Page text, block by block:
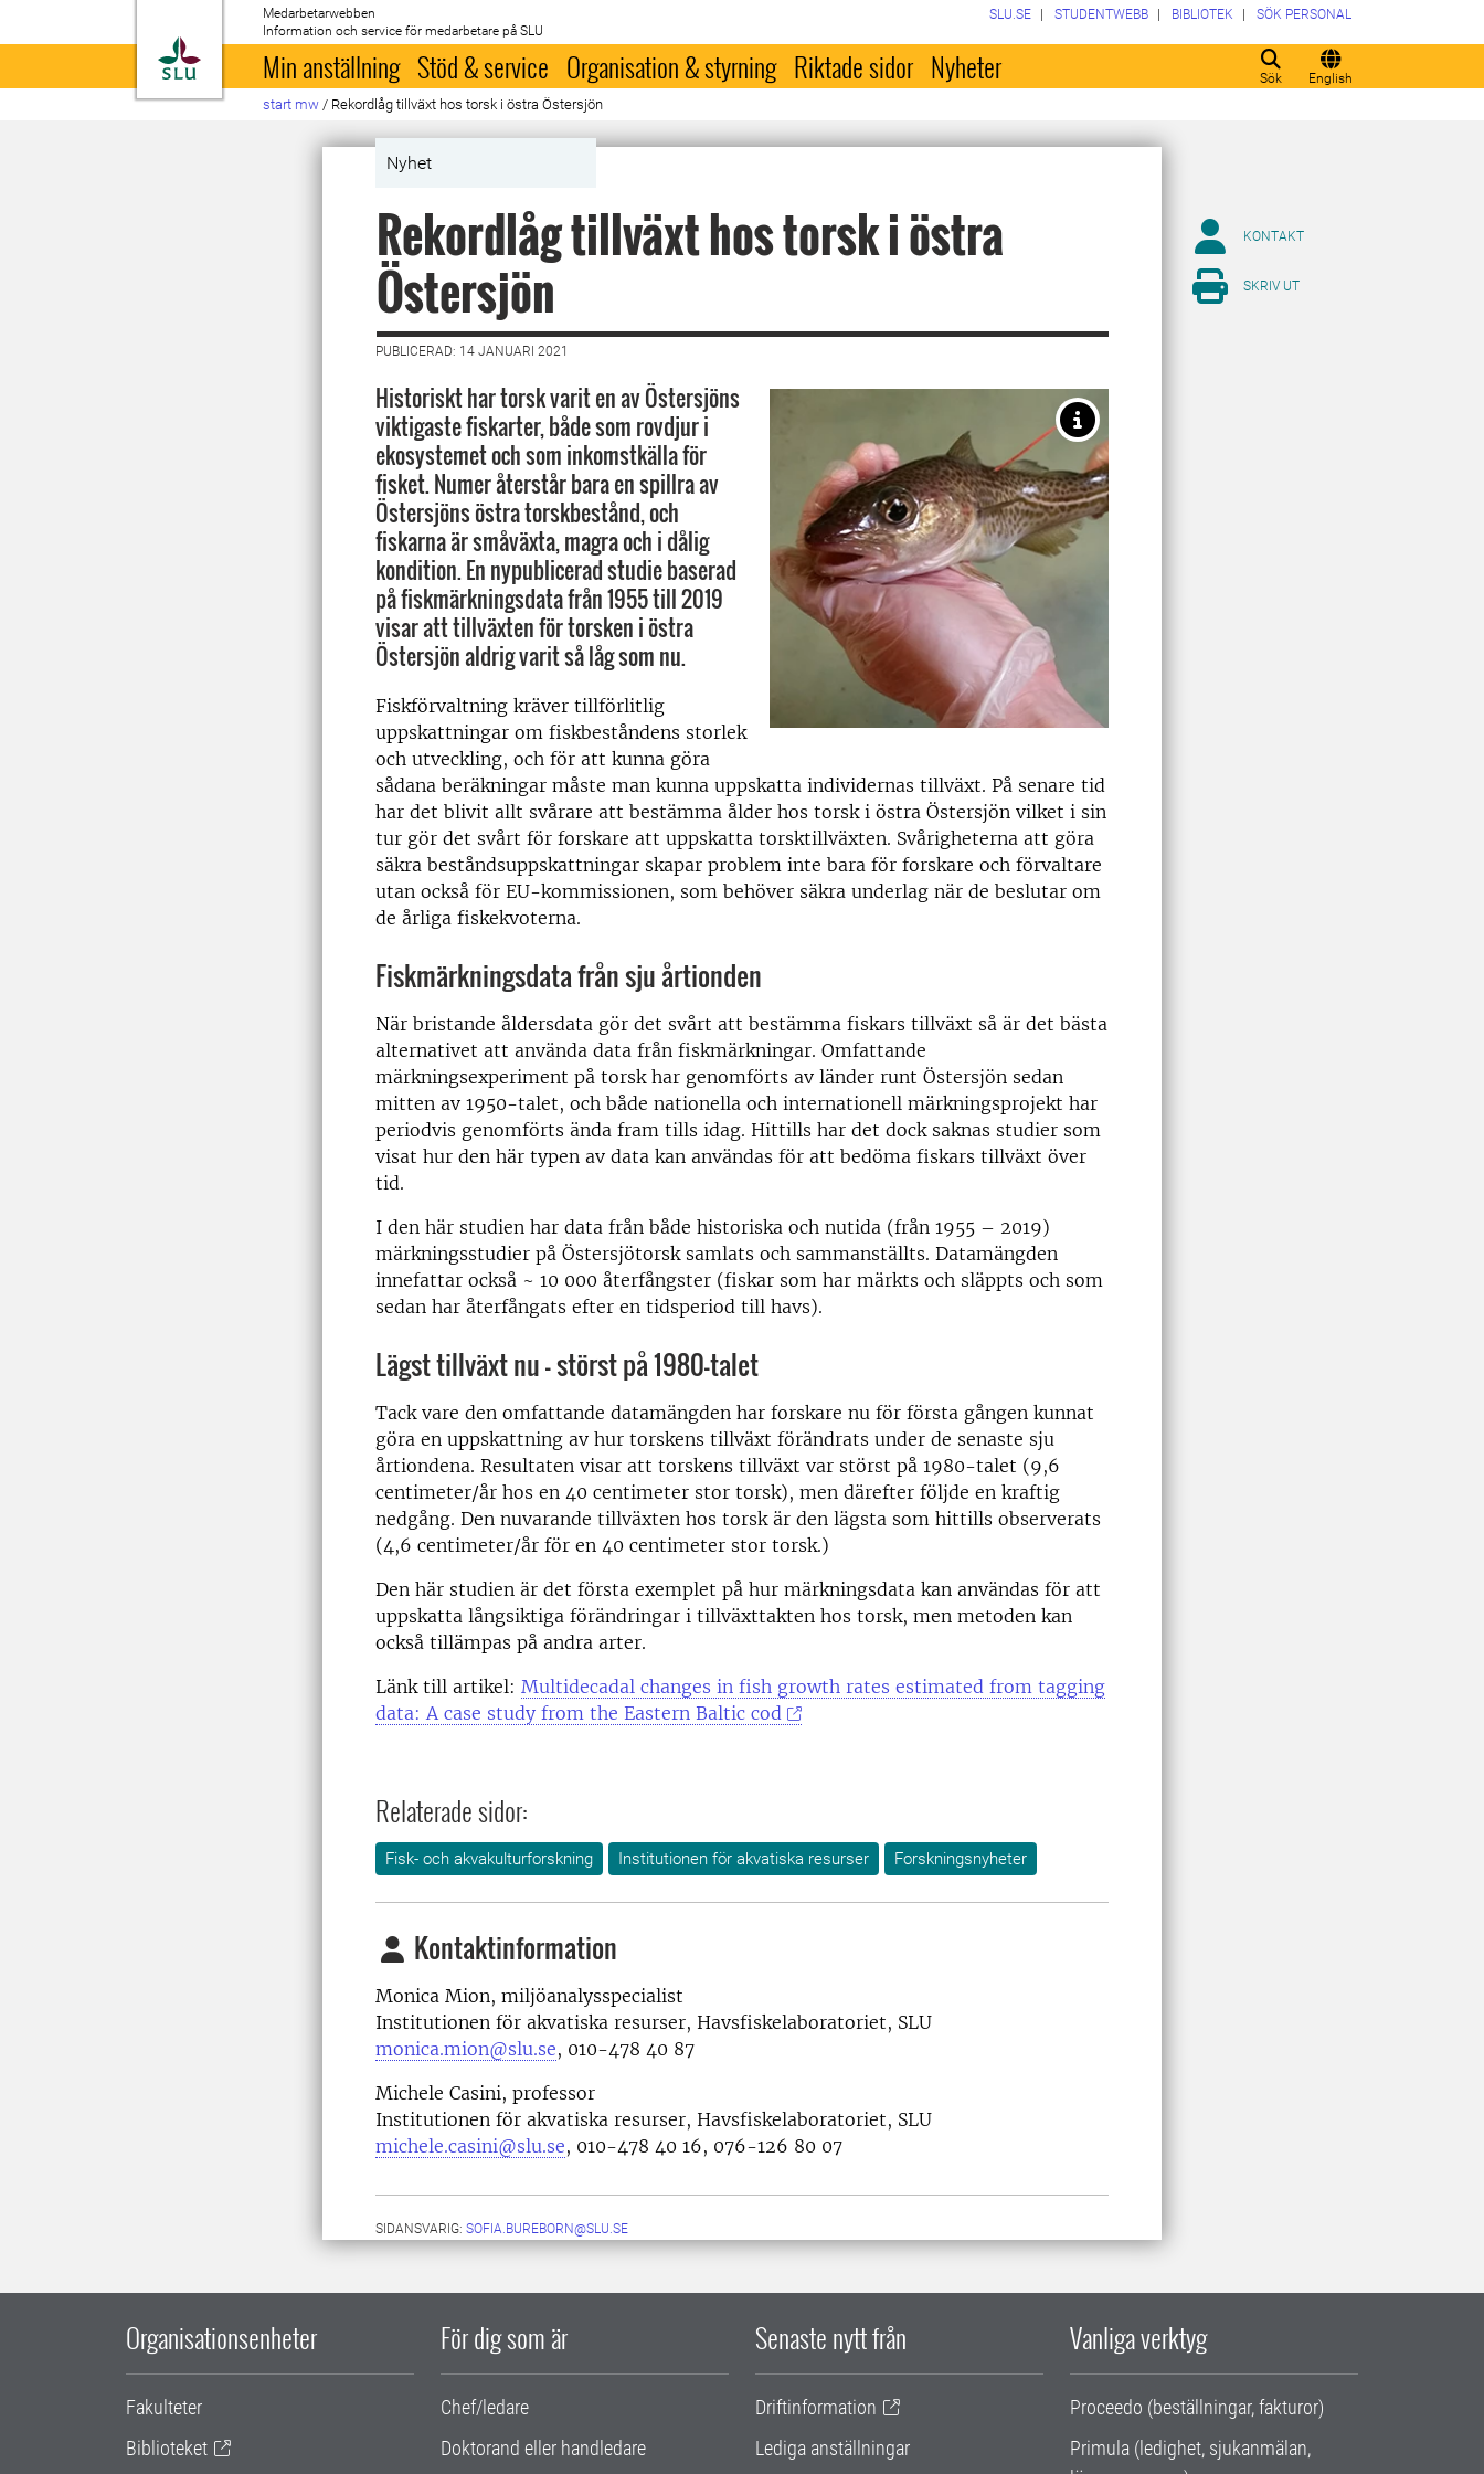
Till startsida
Medarbetarwebben
Information och service för medarbetare på SLU
Sök English
SLU.SE STUDENTWEBB BIBLIOTEK SÖK PERSONAL
Min anställning Stöd & service Organisation & styrning Riktade sidor Nyheter
start mw / Rekordlåg tillväxt hos torsk i östra Östersjön
Nyhet
Rekordlåg tillväxt hos torsk i östra
Östersjön
PUBLICERAD: 14 JANUARI 2021
Historiskt har torsk varit en av Östersjöns
viktigaste fiskarter, både som rovdjur i
ekosystemet och som inkomstkälla för
fisket. Numer återstår bara en spillra av
Östersjöns östra torskbestånd, och
fiskarna är småväxta, magra och i dålig
kondition. En nypublicerad studie baserad
på fiskmärkningsdata från 1955 till 2019
visar att tillväxten för torsken i östra
Östersjön aldrig varit så låg som nu.
Fiskförvaltning kräver tillförlitlig
uppskattningar om fiskbeståndens storlek
och utveckling, och för att kunna göra
sådana beräkningar måste man kunna uppskatta individernas tillväxt. På senare tid
har det blivit allt svårare att bestämma ålder hos torsk i östra Östersjön vilket i sin
tur gör det svårt för forskare att uppskatta torsktillväxten. Svårigheterna att göra
säkra beståndsuppskattningar skapar problem inte bara för forskare och förvaltare
utan också för EU-kommissionen, som behöver säkra underlag när de beslutar om
de årliga fiskekvoterna.
Fiskmärkningsdata från sju årtionden
När bristande åldersdata gör det svårt att bestämma fiskars tillväxt så är det bästa
alternativet att använda data från fiskmärkningar. Omfattande
märkningsexperiment på torsk har genomförts av länder runt Östersjön sedan
mitten av 1950-talet, och både nationella och internationell märkningsprojekt har
periodvis genomförts ända fram tills idag. Hittills har det dock saknas studier som
visat hur den här typen av data kan användas för att bedöma fiskars tillväxt över
tid.
I den här studien har data från både historiska och nutida (från 1955 – 2019)
märkningsstudier på Östersjötorsk samlats och sammanställts. Datamängden
innefattar också ~ 10 000 återfångster (fiskar som har märkts och släppts och som
sedan har återfångats efter en tidsperiod till havs).
Lägst tillväxt nu - störst på 1980-talet
Tack vare den omfattande datamängden har forskare nu för första gången kunnat
göra en uppskattning av hur torskens tillväxt förändrats under de senaste sju
årtiondena. Resultaten visar att torskens tillväxt var störst på 1980-talet (9,6
centimeter/år hos en 40 centimeter stor torsk), men därefter följde en kraftig
nedgång. Den nuvarande tillväxten hos torsk är den lägsta som hittills observerats
(4,6 centimeter/år för en 40 centimeter stor torsk.)
Den här studien är det första exemplet på hur märkningsdata kan användas för att
uppskatta långsiktiga förändringar i tillväxttakten hos torsk, men metoden kan
också tillämpas på andra arter.
Länk till artikel: Multidecadal changes in fish growth rates estimated from tagging
data: A case study from the Eastern Baltic cod
Relaterade sidor:
Fisk- och akvakulturforskning Institutionen för akvatiska resurser Forskningsnyheter
Kontaktinformation
Monica Mion, miljöanalysspecialist
Institutionen för akvatiska resurser, Havsfiskelaboratoriet, SLU
monica.mion@slu.se, 010-478 40 87
Michele Casini, professor
Institutionen för akvatiska resurser, Havsfiskelaboratoriet, SLU
michele.casini@slu.se, 010-478 40 16, 076-126 80 07
SIDANSVARIG: SOFIA.BUREBORN@SLU.SE
KONTAKT
SKRIV UT
Organisationsenheter
Fakulteter
Biblioteket
För dig som är
Chef/ledare
Doktorand eller handledare
Senaste nytt från
Driftinformation
Lediga anställningar
Vanliga verktyg
Proceedo (beställningar, fakturor)
Primula (ledighet, sjukanmälan,